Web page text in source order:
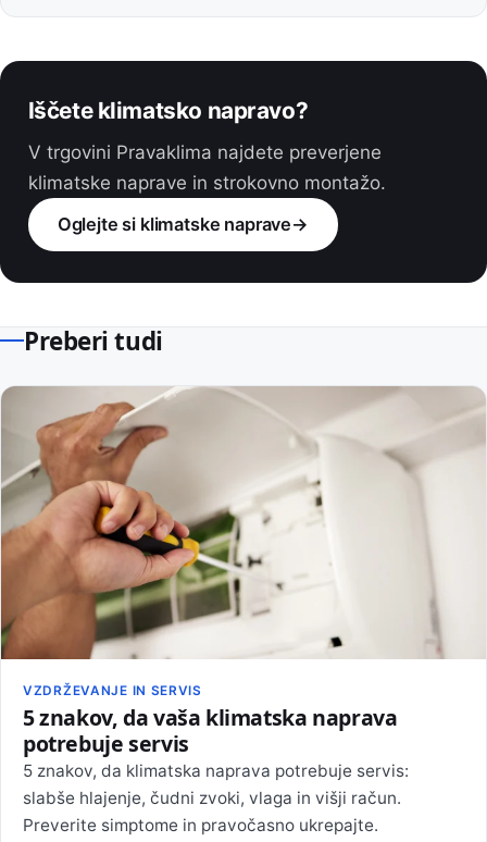
Iščete klimatsko napravo?
V trgovini Pravaklima najdete preverjene
klimatske naprave in strokovno montažo.
Oglejte si klimatske naprave→
Preberi tudi
VZDRŽEVANJE IN SERVIS
5 znakov, da vaša klimatska naprava
potrebuje servis
5 znakov, da klimatska naprava potrebuje servis:
slabše hlajenje, čudni zvoki, vlaga in višji račun.
Preverite simptome in pravočasno ukrepajte.